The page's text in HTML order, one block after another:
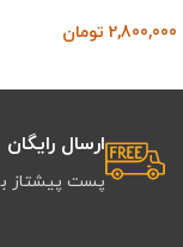
2,800,000 تومان
ارسال رایگان
پست پیشتاز